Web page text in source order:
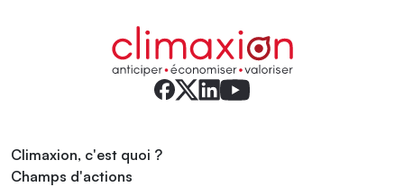
Climaxion, c'est quoi ?
Champs d'actions